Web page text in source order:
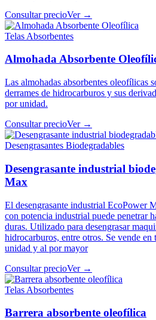
Consultar precioVer →
Telas Absorbentes
Almohada Absorbente
Las almohadas absorbentes oleofílicas
derrames de hidrocarburos y sus
por unidad.
Consultar precioVer →
Desengrasantes Biodegradables
Desengrasante industrial
Max
El desengrasante industrial EcoPower
con potencia industrial puede penetrar
duras. Utilizado para desengrasar
hidrocarburos, entre otros. Se vende en
unidad y al por mayor
Consultar precioVer →
Telas Absorbentes
Barrera absorbente oleofílica